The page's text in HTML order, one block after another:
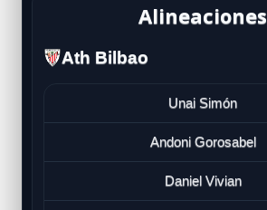
Alineaciones
Ath Bilbao
Unai Simón
Andoni Gorosabel
Daniel Vivian